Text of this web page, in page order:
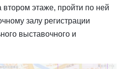
этаже, пройти по ней
залу регистрации
выставочного и